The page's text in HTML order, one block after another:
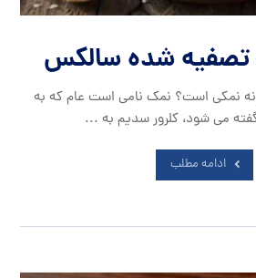
تصفیه شده سالکس
نمکی است؟ نمک نامی است عام که به
می شود، کلرور سدیم به ...
ادامه مطلب